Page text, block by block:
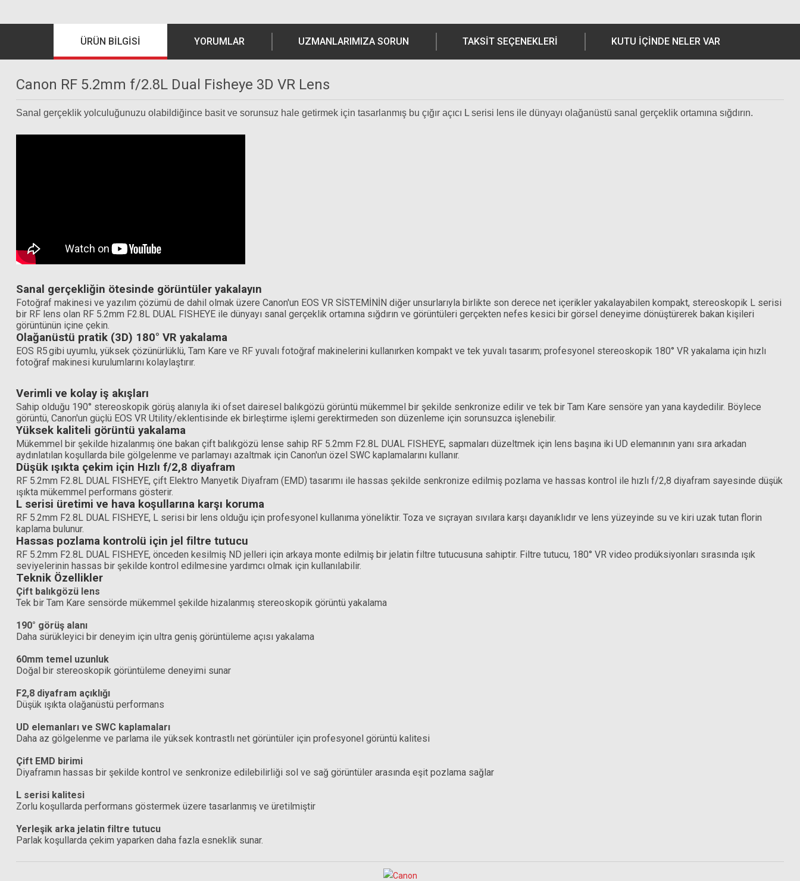
S+M Rehberg Optik Sprey + 50 Yaprak Temizleme Kağıdı + Fırça Uçlu Hava Pompası
999,00 TL
ÜRÜN BILGISI YORUMLAR UZMANLARIMIZA SORUN TAKSIT SEÇENEKLERI KUTU İÇİNDE NELER VAR
Canon RF 5.2mm f/2.8L Dual Fisheye 3D VR Lens
Sanal gerçeklik yolculuğunuzu olabildiğince basit ve sorunsuz hale getirmek için tasarlanmış bu çığır açıcı L serisi lens ile dünyayı olağanüstü sanal gerçeklik ortamına sığdırın.
Sanal gerçekliğin ötesinde görüntüler yakalayın
Fotoğraf makinesi ve yazılım çözümü de dahil olmak üzere Canon'un EOS VR SİSTEMİNİN diğer unsurlarıyla birlikte son derece net içerikler yakalayabilen kompakt, stereoskopik L serisi
bir RF lens olan RF 5.2mm F2.8L DUAL FISHEYE ile dünyayı sanal gerçeklik ortamına sığdırın ve görüntüleri gerçekten nefes kesici bir görsel deneyime dönüştürerek bakan kişileri
görüntünün içine çekin.
Olağanüstü pratik (3D) 180° VR yakalama
EOS R5gibi uyumlu, yüksek çözünürlüklü, Tam Kare ve RF yuvalı fotoğraf makinelerini kullanırken kompakt ve tek yuvalı tasarım; profesyonel stereoskopik 180° VR yakalama için hızlı
fotoğraf makinesi kurulumlarını kolaylaştırır.
Verimli ve kolay iş akışları
Sahip olduğu 190° stereoskopik görüş alanıyla iki ofset dairesel balıkgözü görüntü mükemmel bir şekilde senkronize edilir ve tek bir Tam Kare sensöre yan yana kaydedilir. Böylece
görüntü, Canon'un güçlü EOS VR Utility/eklentisinde ek birleştirme işlemi gerektirmeden son düzenleme için sorunsuzca işlenebilir.
Yüksek kaliteli görüntü yakalama
Mükemmel bir şekilde hizalanmış öne bakan çift balıkgözü lense sahip RF 5.2mm F2.8L DUAL FISHEYE, sapmaları düzeltmek için lens başına iki UD elemanının yanı sıra arkadan
aydınlatılan koşullarda bile gölgelenme ve parlamayı azaltmak için Canon'un özel SWC kaplamalarını kullanır.
Düşük ışıkta çekim için Hızlı f/2,8 diyafram
RF 5.2mm F2.8L DUAL FISHEYE, çift Elektro Manyetik Diyafram (EMD) tasarımı ile hassas şekilde senkronize edilmiş pozlama ve hassas kontrol ile hızlı f/2,8 diyafram sayesinde düşük
ışıkta mükemmel performans gösterir.
L serisi üretimi ve hava koşullarına karşı koruma
RF 5.2mm F2.8L DUAL FISHEYE, L serisi bir lens olduğu için profesyonel kullanıma yöneliktir. Toza ve sıçrayan sıvılara karşı dayanıklıdır ve lens yüzeyinde su ve kiri uzak tutan florin
kaplama bulunur.
Hassas pozlama kontrolü için jel filtre tutucu
RF 5.2mm F2.8L DUAL FISHEYE, önceden kesilmiş ND jelleri için arkaya monte edilmiş bir jelatin filtre tutucusuna sahiptir. Filtre tutucu, 180° VR video prodüksiyonları sırasında ışık
seviyelerinin hassas bir şekilde kontrol edilmesine yardımcı olmak için kullanılabilir.
Teknik Özellikler
Çift balıkgözü lens
Tek bir Tam Kare sensörde mükemmel şekilde hizalanmış stereoskopik görüntü yakalama
190° görüş alanı
Daha sürükleyici bir deneyim için ultra geniş görüntüleme açısı yakalama
60mm temel uzunluk
Doğal bir stereoskopik görüntüleme deneyimi sunar
F2,8 diyafram açıklığı
Düşük ışıkta olağanüstü performans
UD elemanları ve SWC kaplamaları
Daha az gölgelenme ve parlama ile yüksek kontrastlı net görüntüler için profesyonel görüntü kalitesi
Çift EMD birimi
Diyaframın hassas bir şekilde kontrol ve senkronize edilebilirliği sol ve sağ görüntüler arasında eşit pozlama sağlar
L serisi kalitesi
Zorlu koşullarda performans göstermek üzere tasarlanmış ve üretilmiştir
Yerleşik arka jelatin filtre tutucu
Parlak koşullarda çekim yaparken daha fazla esneklik sunar.